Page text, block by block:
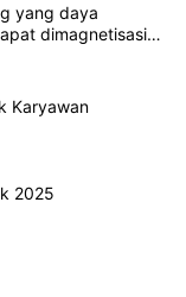
yang daya
dimagnetisasi
Karyawan
2025